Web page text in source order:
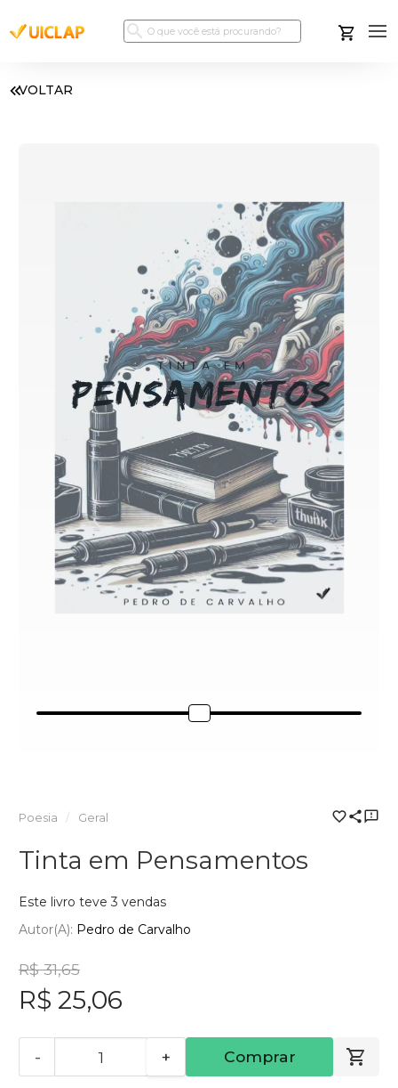
VOLTAR
Poesia Geral
Tinta em Pensamentos
Este livro teve 3 vendas
Autor(a): Pedro de Carvalho
R$ 31,65
R$ 25,06
- + Comprar